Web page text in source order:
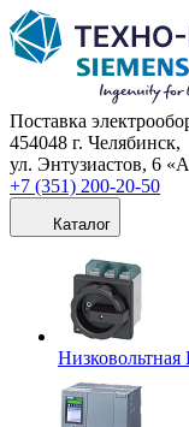
Поставка
454048 г. Челябинск,
ул. Энтузиастов, 6
+7 (351) 200-20-50
Каталог